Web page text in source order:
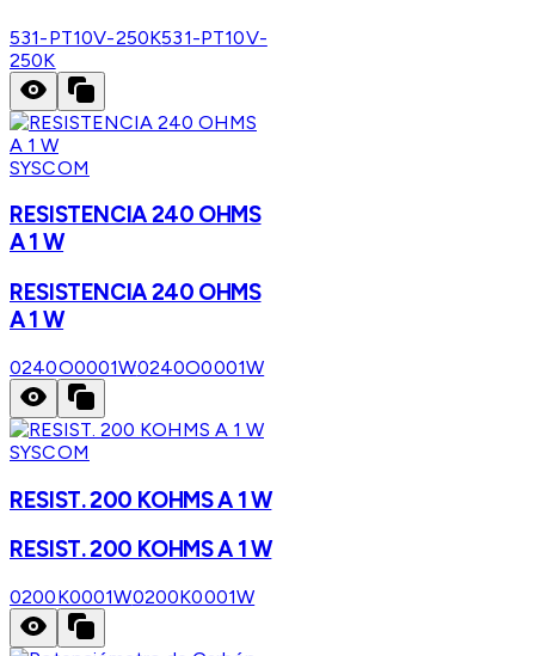
531-PT10V-250K531-PT10V-
250K
SYSCOM
RESISTENCIA 240 OHMS
A 1 W
RESISTENCIA 240 OHMS
A 1 W
0240O0001W0240O0001W
SYSCOM
RESIST. 200 KOHMS A 1 W
RESIST. 200 KOHMS A 1 W
0200K0001W0200K0001W